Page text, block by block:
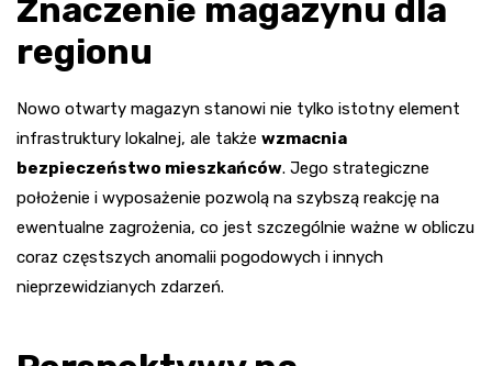
Znaczenie magazynu dla
regionu
Nowo otwarty magazyn stanowi nie tylko istotny element
infrastruktury lokalnej, ale także wzmacnia
bezpieczeństwo mieszkańców. Jego strategiczne
położenie i wyposażenie pozwolą na szybszą reakcję na
ewentualne zagrożenia, co jest szczególnie ważne w obliczu
coraz częstszych anomalii pogodowych i innych
nieprzewidzianych zdarzeń.